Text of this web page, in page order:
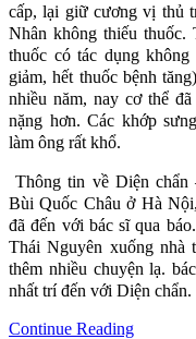
cấp, lại giữ cương vị thủ
Nhân không thiếu thuốc.
thuốc có tác dụng
giảm, hết thuốc bệnh
nhiều năm, nay cơ thể
nặng hơn. Các khớp
làm ông rất khổ.
Thông tin về Diện
Bùi Quốc Châu ở Hà
đã đến với bác sĩ qua
Thái Nguyên xuống nhà
thêm nhiều chuyện lạ.
nhất trí đến với Diện chẩn.
Continue Reading